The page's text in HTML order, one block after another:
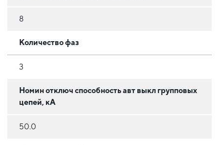
8
Количество фаз
3
Номин отключ способность авт выкл групповых
цепей, кА
50.0